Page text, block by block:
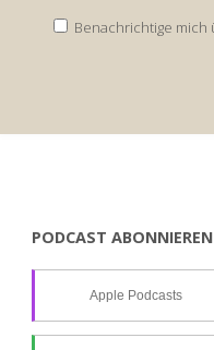
Benachrichtige mich
PODCAST ABONNIEREN
Apple Podcasts